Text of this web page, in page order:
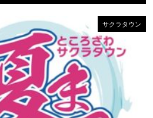
サクラタウン